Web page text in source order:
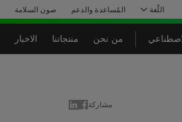
اللّغة المُساعدة والدعم صون السلامة
من نحن منتجاتنا الاخبار
مشاركة